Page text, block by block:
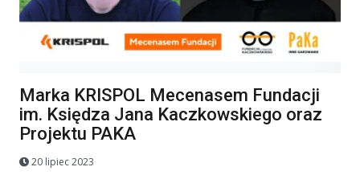
Marka KRISPOL Mecenasem Fundacji
im. Księdza Jana Kaczkowskiego oraz
Projektu PAKA
20 lipiec 2023